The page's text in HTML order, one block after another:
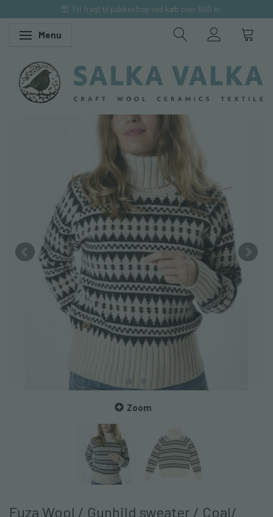
Fri fragt til pakkeshop ved køb over 600 kr
Skifte navigation
Menu
Zoom
Fuza Wool / Gunhild sweater / Coal/